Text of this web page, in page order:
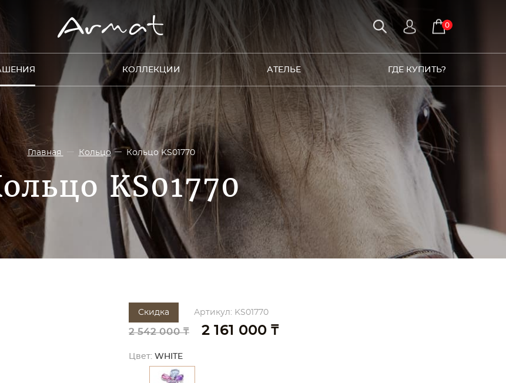
0
КОЛЛЕКЦИИ АТЕЛЬЕ ГДЕ КУПИТЬ?
Главная Кольцо Кольцо KS01770
KS01770
Скидка Артикул: KS01770
2 542 000 ₸ 2 161 000 ₸
Цвет: WHITE